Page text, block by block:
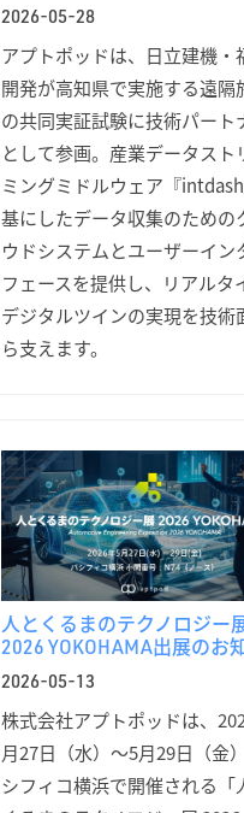
2026-05-28
アプトポッドは、日立建機・
開発が高知県で実施する遠隔
の共同実証試験に技術パート
として参画。産業データスト
ミングミドルウェア『
基にしたデータ収集のための
ウドシステムとユーザーイン
フェースを提供し、リアルタ
デジタルツインの実現を技術
ら支えます。
人とくるまのテクノロジー
2026 YOKOHAMA出展のお
2026-05-13
株式会社アプトポッドは、
月27日（水）〜5月29日（金
シフィコ横浜で開催される「